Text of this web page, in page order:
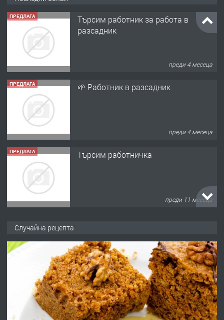
ПРЕДЛАГА
Търсим работник за работа в
разсадник
преди 4 месеца
ПРЕДЛАГА 🌱 Работник в разсадник
преди 4 месеца
ПРЕДЛАГА Търсим работничка
преди 11 месеца
преди 1 година
ПРЕДЛАГА Работа за общи работници
Случайна рецепта